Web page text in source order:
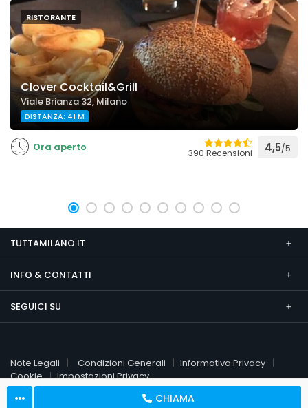
CHIAMA
RISTORANTE
Clover Cocktail&Grill
Viale Brianza 32, Milano
DISTANZA: 41 M
Ora aperto 390 Recensioni 4,5/5
TUTTAMILANO.IT
INFO & CONTATTI
SEGUICI SU
Note Legali Condizioni Generali
Informativa Privacy
Cookie
Impostazioni Privacy
© 2026 TuttaMilano.it